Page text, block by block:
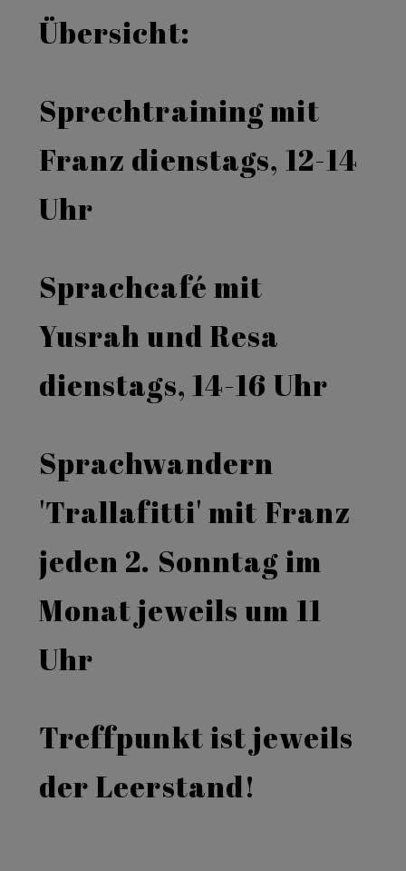
Übersicht:
Sprechtraining mit
Franz dienstags, 12-14
Uhr
Sprachcafé mit
Yusrah und Resa
dienstags, 14-16 Uhr
Sprachwandern
'Trallafitti' mit Franz
jeden 2. Sonntag im
Monat jeweils um 11
Uhr
Treffpunkt ist jeweils
der Leerstand!